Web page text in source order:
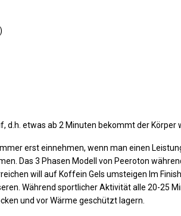
d.h. etwas ab 2 Minuten bekommt der Körper
erst einnehmen, wenn man einen
Das 3 Phasen Modell von Peeroton
will auf Koffein Gels umsteigen Im
Während sportlicher Aktivität alle 20-25
und vor Wärme geschützt lagern.